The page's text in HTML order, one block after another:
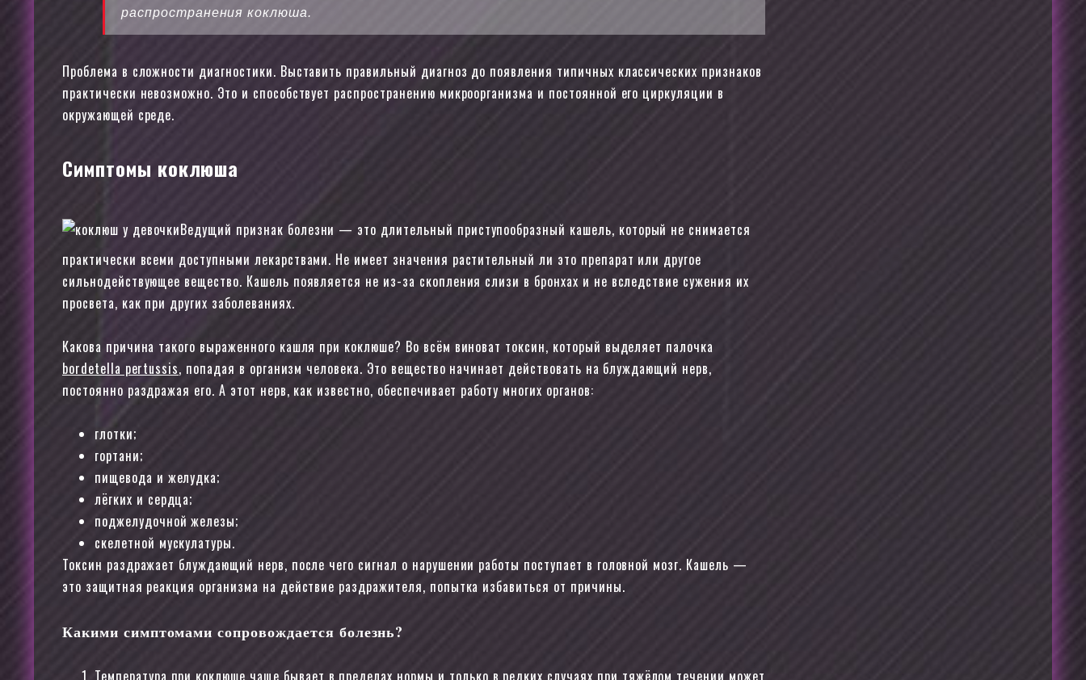
распространения коклюша.
Проблема в сложности диагностики. Выставить правильный диагноз до появления типичных классических признаков
практически невозможно. Это и способствует распространению микроорганизма и постоянной его циркуляции в
окружающей среде.
Симптомы коклюша
Ведущий признак болезни — это длительный приступообразный кашель, который не снимается
практически всеми доступными лекарствами. Не имеет значения растительный ли это препарат или другое
сильнодействующее вещество. Кашель появляется не из-за скопления слизи в бронхах и не вследствие сужения их
просвета, как при других заболеваниях.
Какова причина такого выраженного кашля при коклюше? Во всём виноват токсин, который выделяет палочка
bordetella pertussis, попадая в организм человека. Это вещество начинает действовать на блуждающий нерв,
постоянно раздражая его. А этот нерв, как известно, обеспечивает работу многих органов:
глотки;
гортани;
пищевода и желудка;
лёгких и сердца;
поджелудочной железы;
скелетной мускулатуры.
Токсин раздражает блуждающий нерв, после чего сигнал о нарушении работы поступает в головной мозг. Кашель —
это защитная реакция организма на действие раздражителя, попытка избавиться от причины.
Какими симптомами сопровождается болезнь?
Температура при коклюше чаще бывает в пределах нормы и только в редких случаях при тяжёлом течении может